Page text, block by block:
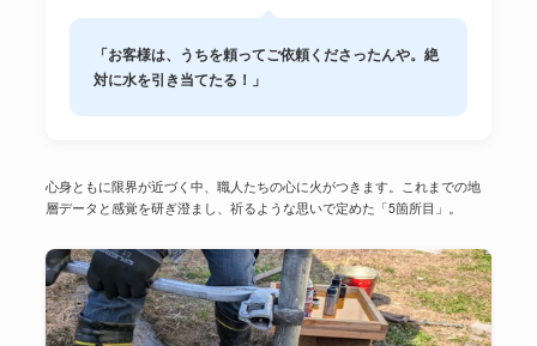
「お客様は、うちを頼ってご依頼くださったんや。絶
対に水を引き当てたる！」
心身ともに限界が近づく中、職人たちの心に火がつきます。これまでの地
層データと感覚を研ぎ澄まし、祈るような思いで定めた「5箇所目」。